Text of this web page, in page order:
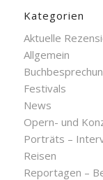
Kategorien
Aktuelle
Allgemein
Festivals
News
Opern- und
Porträts –
Reisen
Reportagen –